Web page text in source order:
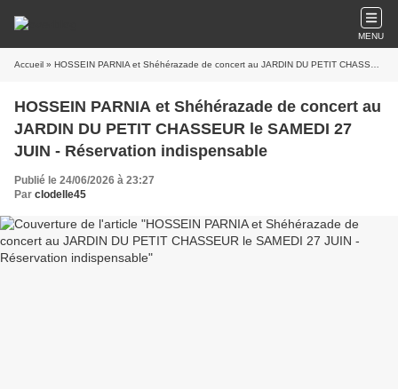
MENU
Accueil » HOSSEIN PARNIA et Shéhérazade de concert au JARDIN DU PETIT CHASSEUR le SAMEDI 27 JUIN - Réservation indispensable
HOSSEIN PARNIA et Shéhérazade de concert au
JARDIN DU PETIT CHASSEUR le SAMEDI 27
JUIN - Réservation indispensable
Publié le 24/06/2026 à 23:27
Par clodelle45